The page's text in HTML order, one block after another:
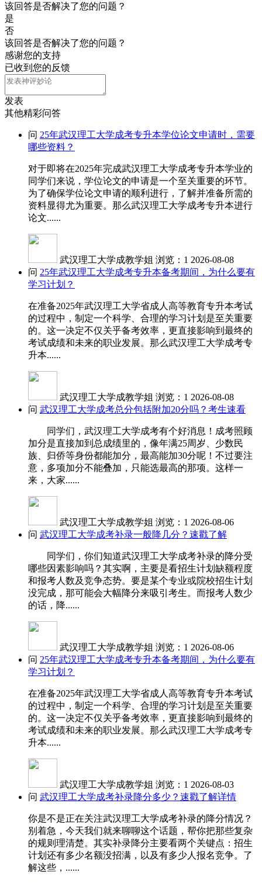
该回答是否解决了您的问题？
是
否
该回答是否解决了您的问题？
感谢您的支持
已收到您的反馈
发表
其他精彩问答
问 25年武汉理工大学成考专升本学位论文申请时，需要
哪些资料？
对于即将在2025年完成武汉理工大学成考专升本学业的
同学们来说，学位论文的申请是一个至关重要的环节。
为了确保学位论文申请的顺利进行，了解并准备所需的
资料显得尤为重要。那么武汉理工大学成考专升本进行
论文......
武汉理工大学成教学姐 浏览：1 2026-08-08
问 25年武汉理工大学成考专升本备考期间，为什么要有
学习计划？
在准备2025年武汉理工大学省成人高等教育专升本考试
的过程中，制定一个科学、合理的学习计划是至关重要
的。这一决定不仅关乎备考效率，更直接影响到最终的
考试成绩和未来的职业发展。那么武汉理工大学成考专
升本......
武汉理工大学成教学姐 浏览：1 2026-08-08
问 武汉理工大学成考总分包括附加20分吗？考生速看
同学们，武汉理工大学成考有个好消息！成考照顾
加分是直接加到总成绩里的，像年满25周岁、少数民
族、归侨等身份都能加分，最高能加30分呢！不过要注
意，多项加分不能叠加，只能选最高的那项。这样一
来，大家......
武汉理工大学成教学姐 浏览：1 2026-08-06
问 武汉理工大学成考补录一般降几分？速戳了解
同学们，你们知道武汉理工大学成考补录的降分受
哪些因素影响吗？其实啊，主要是看招生计划缺额程度
和报考人数及竞争态势。要是某个专业或院校招生计划
没完成，那可能会大幅降分来吸引考生。而报考人数少
的话，降......
武汉理工大学成教学姐 浏览：1 2026-08-06
问 25年武汉理工大学成考专升本备考期间，为什么要有
学习计划？
在准备2025年武汉理工大学省成人高等教育专升本考试
的过程中，制定一个科学、合理的学习计划是至关重要
的。这一决定不仅关乎备考效率，更直接影响到最终的
考试成绩和未来的职业发展。那么武汉理工大学成考专
升本......
武汉理工大学成教学姐 浏览：1 2026-08-03
问 武汉理工大学成考补录降分多少？速戳了解详情
你是不是正在关注武汉理工大学成考补录的降分情况？
别着急，今天我们就来聊聊这个话题，帮你把那些复杂
的规则理清楚。其实补录降分主要看两个关键点：招生
计划还有多少名额没招满，以及有多少人报名竞争。了
解这些，......